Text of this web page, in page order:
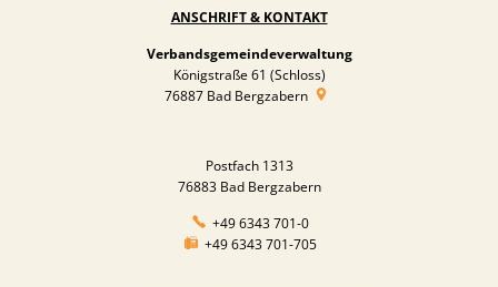
ANSCHRIFT & KONTAKT
Verbandsgemeindeverwaltung
Königstraße 61 (Schloss)
76887 Bad Bergzabern
Postfach 1313
76883 Bad Bergzabern
+49 6343 701-0
+49 6343 701-705